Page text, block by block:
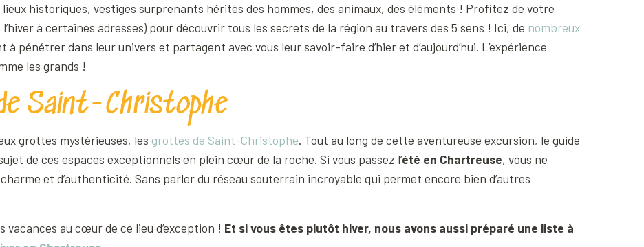
historiques, vestiges surprenants hérités des hommes, des animaux, des éléments ! Profitez de votre
à certaines adresses) pour découvrir tous les secrets de la région au travers des 5 sens ! Ici, de nombreux
à pénétrer dans leur univers et partagent avec vous leur savoir-faire d’hier et d’aujourd’hui. L’expérience
les grands !
Saint-Christophe
grottes mystérieuses, les grottes de Saint-Christophe. Tout au long de cette aventureuse excursion, le guide
de ces espaces exceptionnels en plein cœur de la roche. Si vous passez l’été en Chartreuse, vous ne
et d’authenticité. Sans parler du réseau souterrain incroyable qui permet encore bien d’autres
vacances au cœur de ce lieu d’exception ! Et si vous êtes plutôt hiver, nous avons aussi préparé une liste à